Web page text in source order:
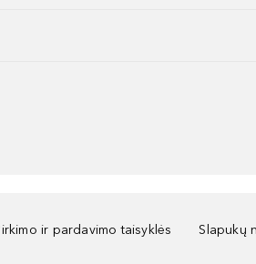
ir pardavimo taisyklės Slapukų